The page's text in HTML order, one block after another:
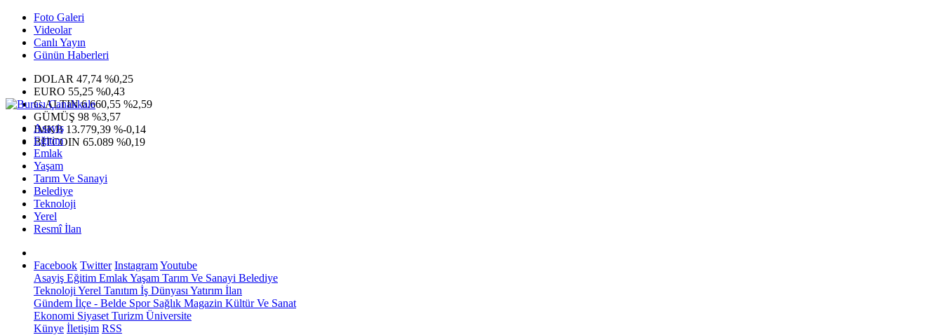
Foto Galeri
Videolar
Canlı Yayın
Günün Haberleri
DOLAR 47,74 %0,25
EURO 55,25 %0,43
G.ALTIN6.660,55 %2,59
GÜMÜŞ 98 %3,57
IMKB 13.779,39 %-0,14
BITCOIN 65.089 %0,19
Asayiş
Eğitim
Emlak
Yaşam
Tarım Ve Sanayi
Belediye
Teknoloji
Yerel
Resmî İlan
Facebook Twitter InstagramYoutube
Asayiş Eğitim EmlakYaşam Tarım Ve Sanayi Belediye
Teknoloji Yerel Tanıtım İş Dünyası Yatırım İlan
Gündem İlçe - Belde SporSağlık Magazin Kültür Ve Sanat
Ekonomi Siyaset Turizm Üniversite
Künye İletişim RSS